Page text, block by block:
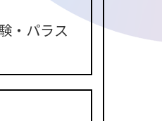
・パラス